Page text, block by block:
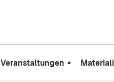
Veranstaltungen